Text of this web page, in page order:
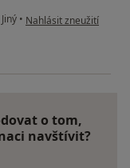
Jiný • podle názoru uživatele
Nahlásit zneužití
o tom,
navštívit?